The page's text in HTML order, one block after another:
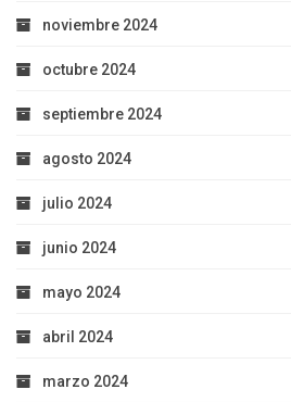
noviembre 2024
octubre 2024
septiembre 2024
agosto 2024
julio 2024
junio 2024
mayo 2024
abril 2024
marzo 2024